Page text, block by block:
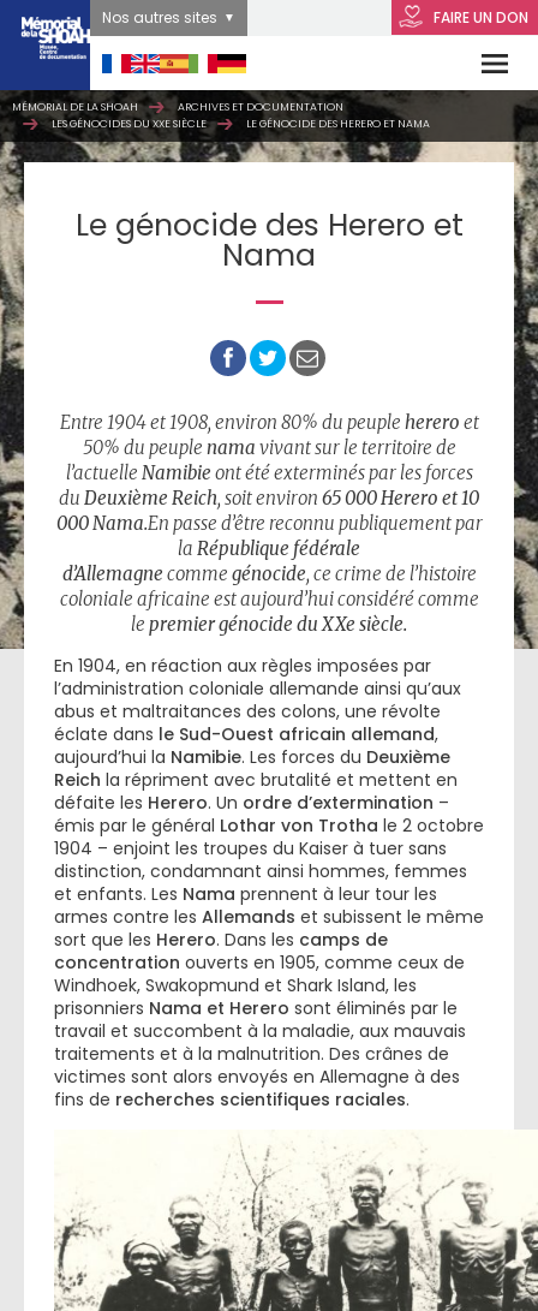
FAIRE UN DON
Nos autres sites
MÉMORIAL DE LA SHOAH
ARCHIVES ET DOCUMENTATION
LES GÉNOCIDES DU XXE SIÈCLE
LE GÉNOCIDE DES HERERO ET NAMA
Le génocide des Herero et
Nama
Entre 1904 et 1908, environ 80% du peuple herero et
50% du peuple nama vivant sur le territoire de
l’actuelle Namibie ont été exterminés par les forces
du Deuxième Reich, soit environ 65 000 Herero et 10
000 Nama.En passe d’être reconnu publiquement par
la République fédérale
d’Allemagne comme génocide, ce crime de l’histoire
coloniale africaine est aujourd’hui considéré comme
le premier génocide du XXe siècle.
En 1904, en réaction aux règles imposées par
l’administration coloniale allemande ainsi qu’aux
abus et maltraitances des colons, une révolte
éclate dans le Sud-Ouest africain allemand,
aujourd’hui la Namibie. Les forces du Deuxième
Reich la répriment avec brutalité et mettent en
défaite les Herero. Un ordre d’extermination –
émis par le général Lothar von Trotha le 2 octobre
1904 – enjoint les troupes du Kaiser à tuer sans
distinction, condamnant ainsi hommes, femmes
et enfants. Les Nama prennent à leur tour les
armes contre les Allemands et subissent le même
sort que les Herero. Dans les camps de
concentration ouverts en 1905, comme ceux de
Windhoek, Swakopmund et Shark Island, les
prisonniers Nama et Herero sont éliminés par le
travail et succombent à la maladie, aux mauvais
traitements et à la malnutrition. Des crânes de
victimes sont alors envoyés en Allemagne à des
fins de recherches scientifiques raciales.